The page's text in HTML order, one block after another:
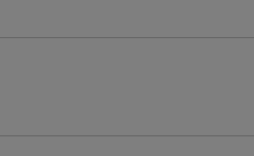
cmp-view-offers-disclaimer.
cmp-view-offers-
DEN–BKK: cmp-view-offers-
DEN–BKK: cmp-view-
DEN–BKK: cmp-view-
DEN–BKK: cmp-
DEN–BKK: